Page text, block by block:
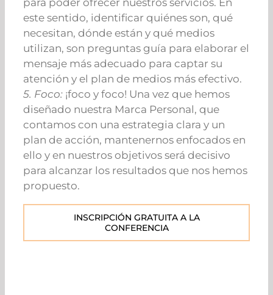
para poder ofrecer nuestros servicios. En
este sentido, identificar quiénes son, qué
necesitan, dónde están y qué medios
utilizan, son preguntas guía para elaborar el
mensaje más adecuado para captar su
atención y el plan de medios más efectivo.
5. Foco: ¡foco y foco! Una vez que hemos
diseñado nuestra Marca Personal, que
contamos con una estrategia clara y un
plan de acción, mantenernos enfocados en
ello y en nuestros objetivos será decisivo
para alcanzar los resultados que nos hemos
propuesto.
INSCRIPCIÓN GRATUITA A LA
CONFERENCIA